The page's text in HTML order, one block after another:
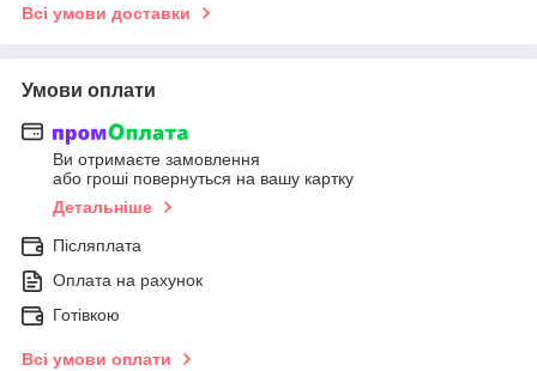
Всі умови доставки
Умови оплати
Ви отримаєте замовлення
або гроші повернуться на вашу картку
Детальніше
Післяплата
Оплата на рахунок
Готівкою
Всі умови оплати